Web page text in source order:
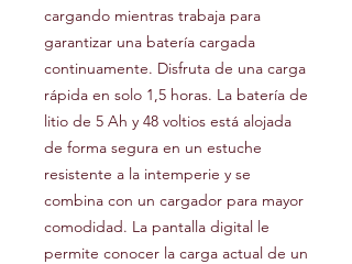
cargando mientras trabaja para
garantizar una batería cargada
continuamente. Disfruta de una carga
rápida en solo 1,5 horas. La batería de
litio de 5 Ah y 48 voltios está alojada
de forma segura en un estuche
resistente a la intemperie y se
combina con un cargador para mayor
comodidad. La pantalla digital le
permite conocer la carga actual de un